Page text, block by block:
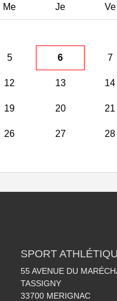
Me Je Ve
5 6 7
12 13 14
19 20 21
26 27 28
SPORT
55 AVENUE DU
TASSIGNY
33700 MERIGNAC